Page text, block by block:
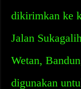
dikirimkan ke
Jalan
Wetan,
digunakan